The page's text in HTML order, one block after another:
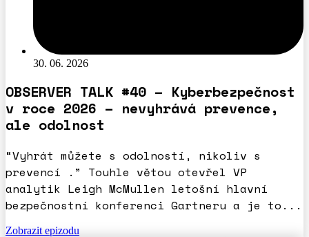
30. 06. 2026
OBSERVER TALK #40 – Kyberbezpečnost
v roce 2026 – nevyhrává prevence,
ale odolnost
“Vyhrát můžete s odolností, nikoliv s
prevencí .” Touhle větou otevřel VP
analytik Leigh McMullen letošní hlavní
bezpečnostní konferenci Gartneru a je to...
Zobrazit epizodu